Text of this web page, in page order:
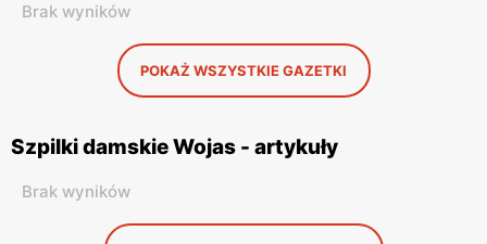
Brak wyników
POKAŻ WSZYSTKIE GAZETKI
Szpilki damskie Wojas - artykuły
Brak wyników